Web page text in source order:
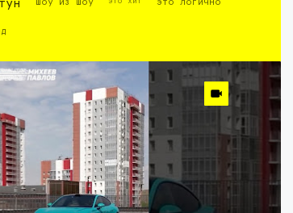
шоу из шоу это логично